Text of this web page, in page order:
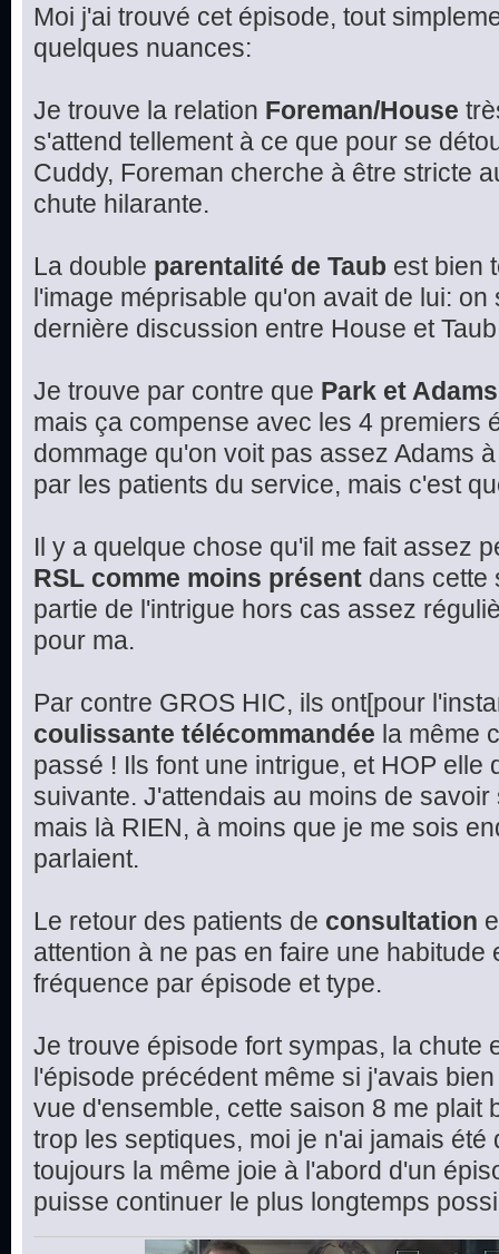
Moi j'ai trouvé cet épisode, tout
quelques nuances:
Je trouve la relation Foreman/House
s'attend tellement à ce que pour se
Cuddy, Foreman cherche à être stricte
chute hilarante.
La double parentalité de Taub est bien
l'image méprisable qu'on avait de lui:
dernière discussion entre House et
Je trouve par contre que Park et Adams
mais ça compense avec les 4 premiers
dommage qu'on voit pas assez Adams
par les patients du service, mais c'est
Il y a quelque chose qu'il me fait assez
RSL comme moins présent dans cette
partie de l'intrigue hors cas assez
pour ma.
Par contre GROS HIC, ils ont[pour
coulissante télécommandée la même
passé ! Ils font une intrigue, et HOP elle
suivante. J'attendais au moins de
mais là RIEN, à moins que je me sois
parlaient.
Le retour des patients de consultation
attention à ne pas en faire une habitude
fréquence par épisode et type.
Je trouve épisode fort sympas, la chute
l'épisode précédent même si j'avais
vue d'ensemble, cette saison 8 me plait
trop les septiques, moi je n'ai jamais
toujours la même joie à l'abord d'un
puisse continuer le plus longtemps